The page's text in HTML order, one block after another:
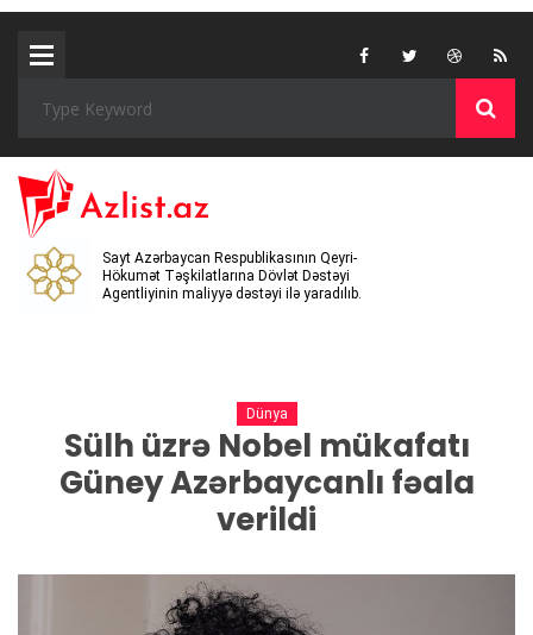
Sayt Azərbaycan Respublikasının Qeyri-
Hökumət Təşkilatlarına Dövlət Dəstəyi
Agentliyinin maliyyə dəstəyi ilə yaradılıb.
Dünya
Sülh üzrə Nobel mükafatı
Güney Azərbaycanlı fəala
verildi